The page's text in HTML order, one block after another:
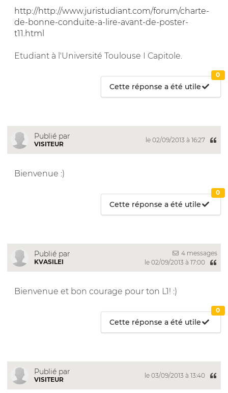
http://http://www.juristudiant.com/forum/charte-
de-bonne-conduite-a-lire-avant-de-poster-
t11.html
Etudiant à l'Université Toulouse I Capitole.
Cette réponse a été utile
0
Publié par
VISITEUR
le 02/09/2013 à 16:27
Bienvenue :)
Cette réponse a été utile
0
Publié par
KVASILEI
4 messages
le 02/09/2013 à 17:00
Bienvenue et bon courage pour ton L1! :)
Cette réponse a été utile
0
Publié par
VISITEUR
le 03/09/2013 à 13:40